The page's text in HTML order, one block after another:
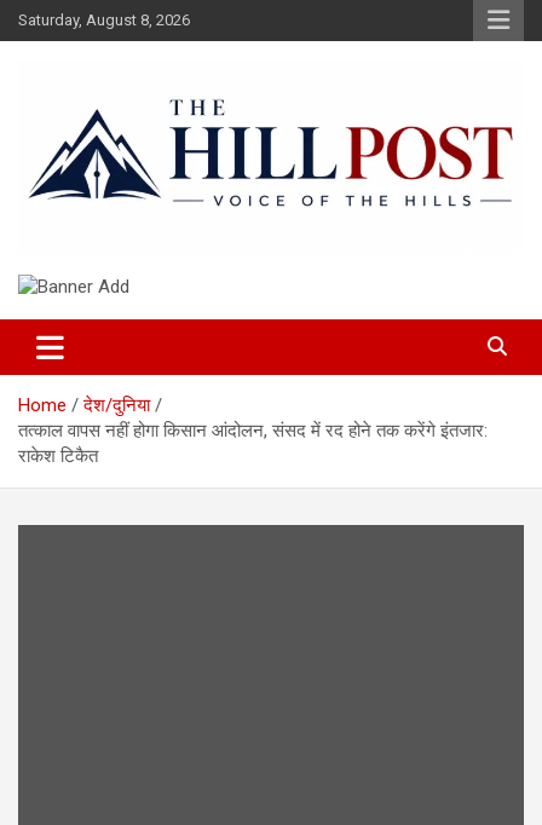
Skip
to
Saturday, August 8, 2026
The Hillpost
Home
देश/दुनिया
तत्काल वापस नहीं होगा किसान आंदोलन, संसद में रद होने तक करेंगे इंतजार:
राकेश टिकैत